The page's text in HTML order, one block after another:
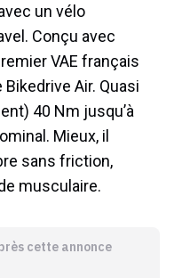
un vélo
Conçu avec
VAE français
Air. Quasi
40 Nm jusqu’à
Mieux, il
sans friction,
musculaire.
cette annonce